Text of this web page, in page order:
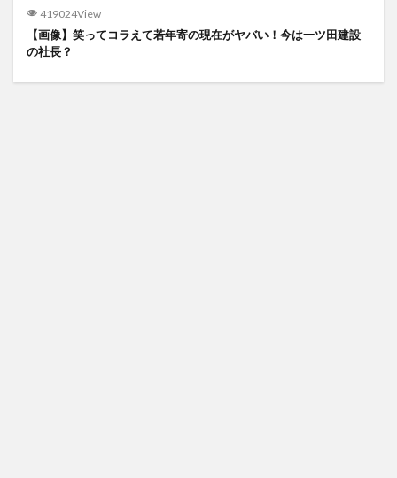
419024View
【画像】笑ってコラえて若年寄の現在がヤバい！今は一ツ田建設
の社長？